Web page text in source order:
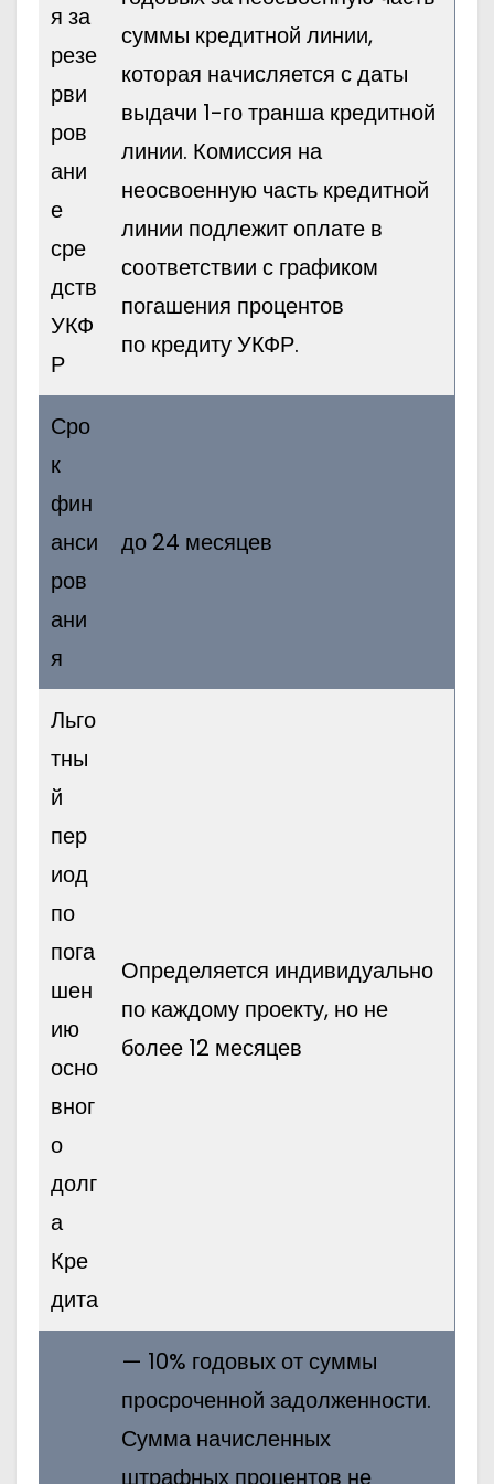
я за
резе
рви
ров
ани
е
сре
дств
УКФ
Р
суммы кредитной линии,
которая начисляется с даты
выдачи 1-го транша кредитной
линии. Комиссия на
неосвоенную часть кредитной
линии подлежит оплате в
соответствии с графиком
погашения процентов
по кредиту УКФР.
Сро
к
фин
анси
ров
ани
я
до 24 месяцев
Льго
тны
й
пер
иод
по
пога
шен
ию
осно
вног
о
долг
а
Кре
дита
Определяется индивидуально
по каждому проекту, но не
более 12 месяцев
— 10% годовых от суммы
просроченной задолженности.
Сумма начисленных
штрафных процентов не